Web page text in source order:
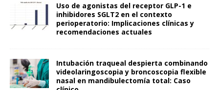
Uso de agonistas del receptor GLP-1 e
inhibidores SGLT2 en el contexto
perioperatorio: Implicaciones clínicas y
recomendaciones actuales
Intubación traqueal despierta combinando
videolaringoscopia y broncoscopia flexible
nasal en mandibulectomía total: Caso